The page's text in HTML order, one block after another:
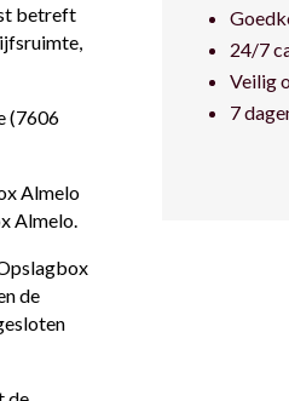
betreft
(7606
Almelo
Almelo.
de
24/7
Veilig
7